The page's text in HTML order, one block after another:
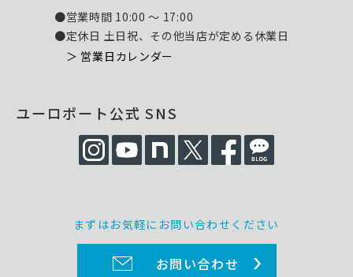
●営業時間 10:00 ～ 17:00
●定休日 土日祝、その他当店が定める休業日
＞ 営業日カレンダー
ユーロポート公式 SNS
まずはお気軽にお問い合わせください
お問い合わせ